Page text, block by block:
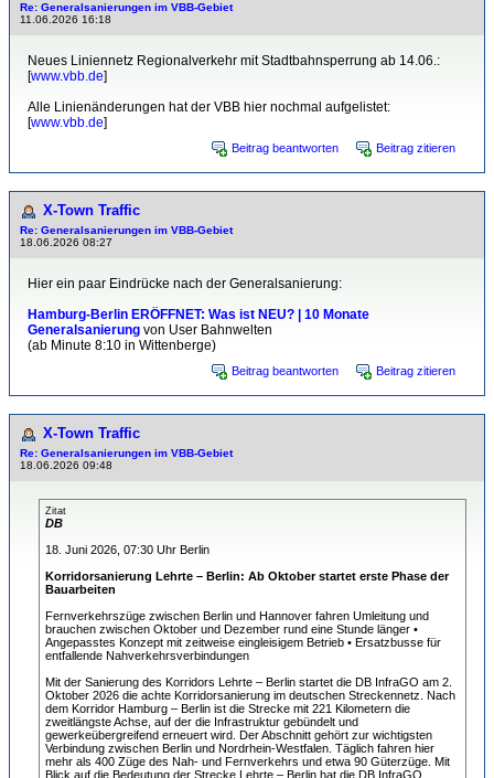
Re: Generalsanierungen im VBB-Gebiet
11.06.2026 16:18
Neues Liniennetz Regionalverkehr mit Stadtbahnsperrung ab 14.06.:
[www.vbb.de]
Alle Linienänderungen hat der VBB hier nochmal aufgelistet:
[www.vbb.de]
Beitrag beantworten Beitrag zitieren
X-Town Traffic
Re: Generalsanierungen im VBB-Gebiet
18.06.2026 08:27
Hier ein paar Eindrücke nach der Generalsanierung:
Hamburg-Berlin ERÖFFNET: Was ist NEU? | 10 Monate
Generalsanierung von User Bahnwelten
(ab Minute 8:10 in Wittenberge)
Beitrag beantworten Beitrag zitieren
X-Town Traffic
Re: Generalsanierungen im VBB-Gebiet
18.06.2026 09:48
Zitat
DB
18. Juni 2026, 07:30 Uhr Berlin
Korridorsanierung Lehrte – Berlin: Ab Oktober startet erste Phase der
Bauarbeiten
Fernverkehrszüge zwischen Berlin und Hannover fahren Umleitung und
brauchen zwischen Oktober und Dezember rund eine Stunde länger •
Angepasstes Konzept mit zeitweise eingleisigem Betrieb • Ersatzbusse für
entfallende Nahverkehrsverbindungen
Mit der Sanierung des Korridors Lehrte – Berlin startet die DB InfraGO am 2.
Oktober 2026 die achte Korridorsanierung im deutschen Streckennetz. Nach
dem Korridor Hamburg – Berlin ist die Strecke mit 221 Kilometern die
zweitlängste Achse, auf der die Infrastruktur gebündelt und
gewerkeübergreifend erneuert wird. Der Abschnitt gehört zur wichtigsten
Verbindung zwischen Berlin und Nordrhein-Westfalen. Täglich fahren hier
mehr als 400 Züge des Nah- und Fernverkehrs und etwa 90 Güterzüge. Mit
Blick auf die Bedeutung der Strecke Lehrte – Berlin hat die DB InfraGO